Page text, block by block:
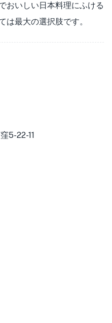
おいしい日本料理にふける
は最大の選択肢です。
5-22-11